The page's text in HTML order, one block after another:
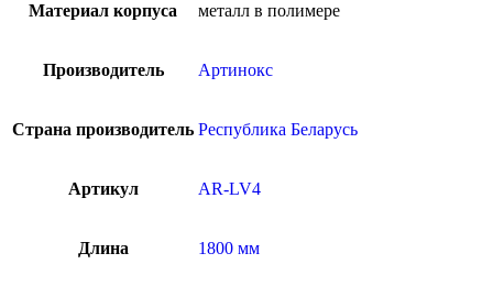
Материал корпуса металл в полимере
Производитель Артинокс
Страна производитель Республика Беларусь
Артикул AR-LV4
Длина 1800 мм